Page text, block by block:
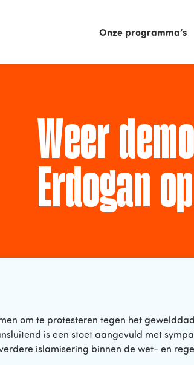
Onze programma’s
Weer
Erdogan
om te protesteren tegen het
is een stoet aangevuld met
islamisering binnen de wet- en